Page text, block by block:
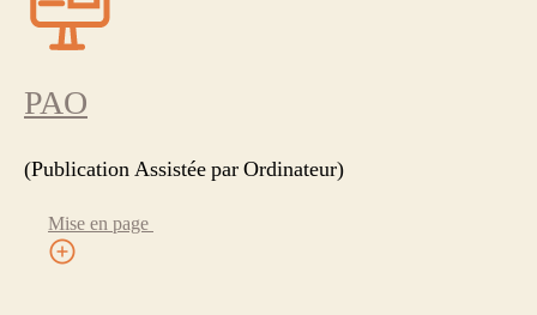
PAO
(Publication Assistée par Ordinateur)
Mise en page